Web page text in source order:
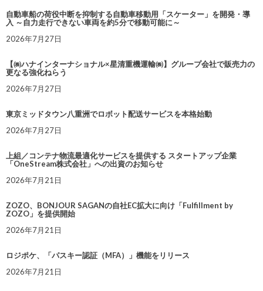
自動車船の荷役中断を抑制する自動車移動用「スケーター」を開発・導
入 ～自力走行できない車両を約5分で移動可能に～
2026年7月27日
【㈱ハナインターナショナル×星清重機運輸㈱】グループ会社で販売力の
更なる強化ねらう
2026年7月27日
東京ミッドタウン八重洲でロボット配送サービスを本格始動
2026年7月27日
上組／コンテナ物流最適化サービスを提供する スタートアップ企業
「OneStream株式会社」への出資のお知らせ
2026年7月21日
ZOZO、BONJOUR SAGANの自社EC拡大に向け「Fulfillment by
ZOZO」を提供開始
2026年7月21日
ロジポケ、「パスキー認証（MFA）」機能をリリース
2026年7月21日